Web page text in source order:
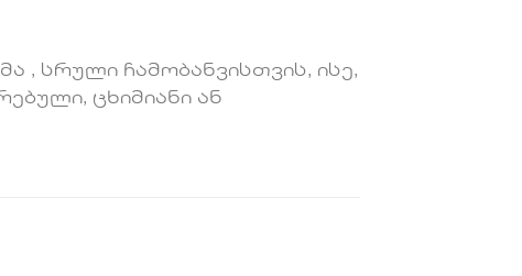
, სრული ჩამობანვისთვის, ისე,
ცხიმიანი ან